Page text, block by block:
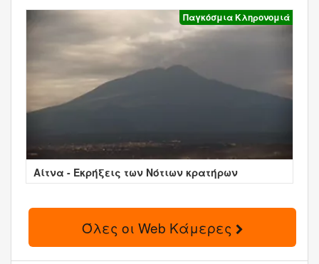
Παγκόσμια Κληρονομιά
Αίτνα - Εκρήξεις των Νότιων κρατήρων
Όλες οι Web Κάμερες